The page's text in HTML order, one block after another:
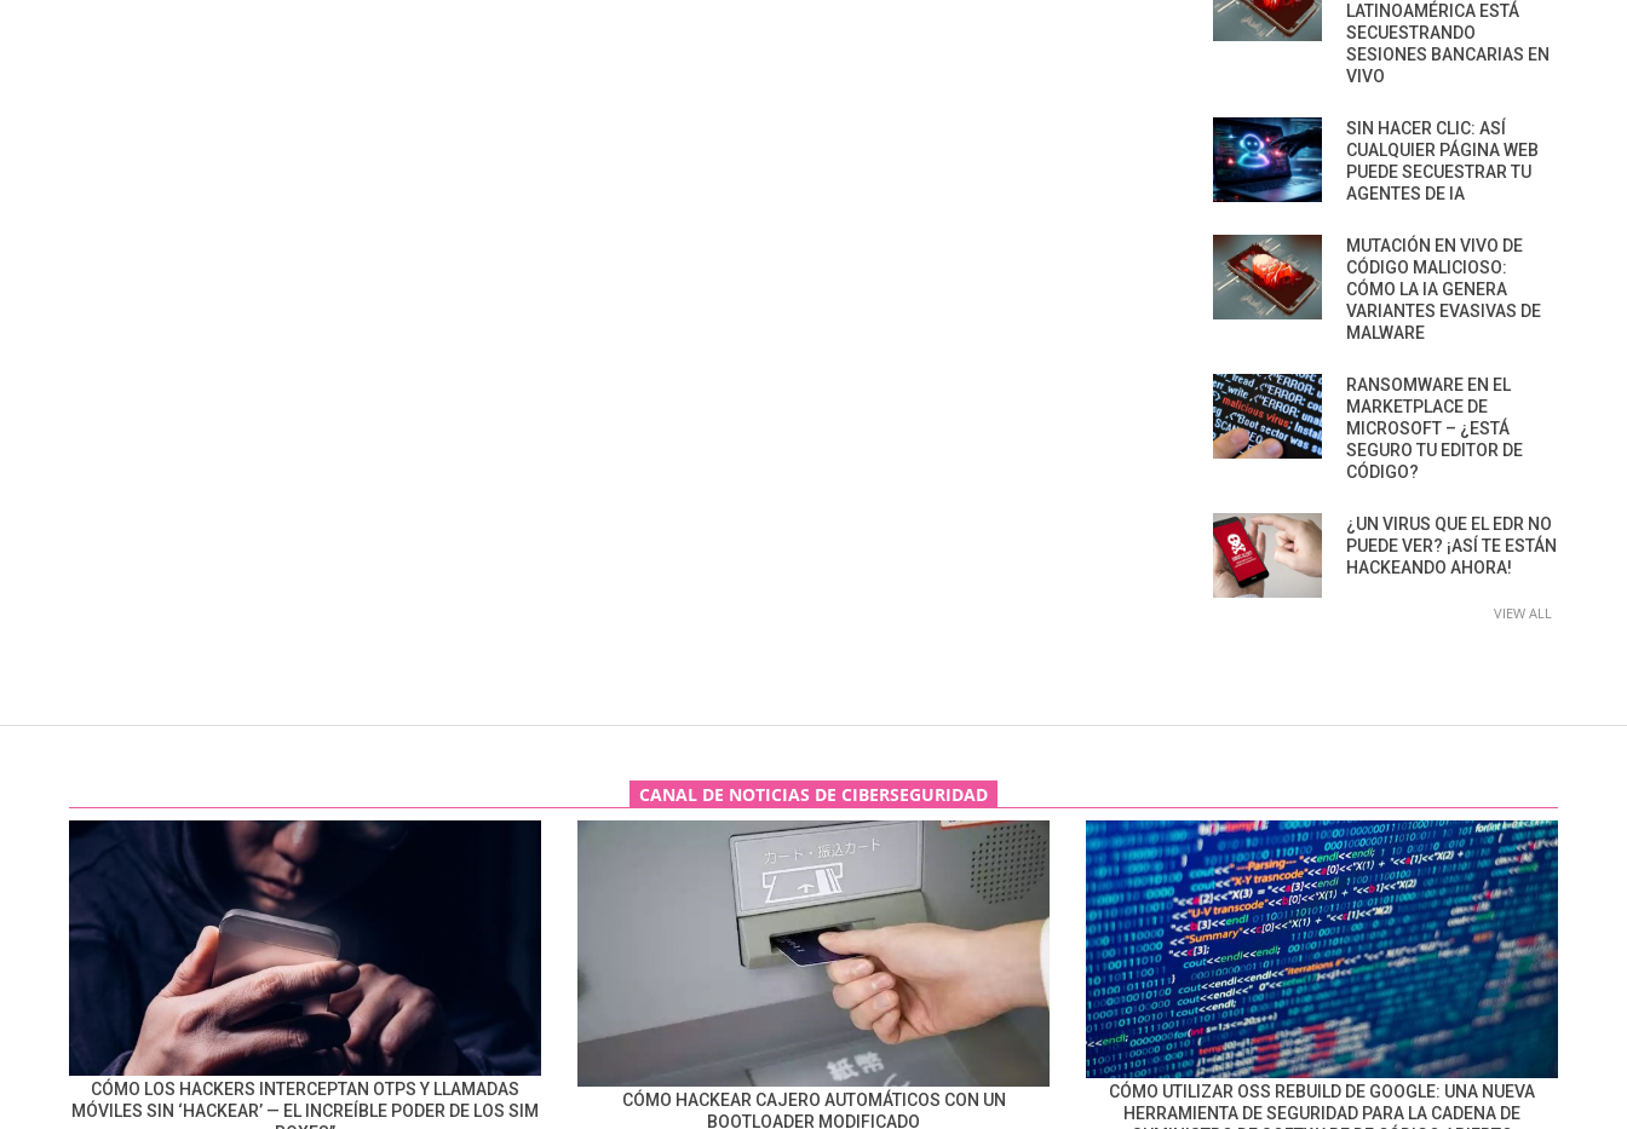
LATINOAMÉRICA ESTÁ
SECUESTRANDO
SESIONES BANCARIAS EN
VIVO
SIN HACER CLIC: ASÍ
CUALQUIER PÁGINA WEB
PUEDE SECUESTRAR TU
AGENTES DE IA
MUTACIÓN EN VIVO DE
CÓDIGO MALICIOSO:
CÓMO LA IA GENERA
VARIANTES EVASIVAS DE
MALWARE
RANSOMWARE EN EL
MARKETPLACE DE
MICROSOFT – ¿ESTÁ
SEGURO TU EDITOR DE
CÓDIGO?
¿UN VIRUS QUE EL EDR NO
PUEDE VER? ¡ASÍ TE ESTÁN
HACKEANDO AHORA!
VIEW ALL
CANAL DE NOTICIAS DE CIBERSEGURIDAD
CÓMO LOS HACKERS INTERCEPTAN OTPS Y LLAMADAS
MÓVILES SIN ‘HACKEAR’ — EL INCREÍBLE PODER DE LOS SIM
CÓMO HACKEAR CAJERO AUTOMÁTICOS CON UN
BOOTLOADER MODIFICADO
CÓMO UTILIZAR OSS REBUILD DE GOOGLE: UNA NUEVA
HERRAMIENTA DE SEGURIDAD PARA LA CADENA DE